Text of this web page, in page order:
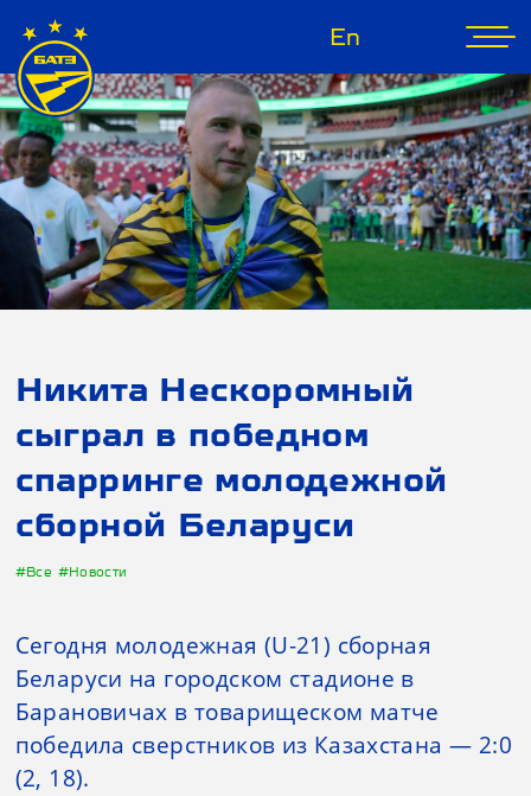
En
Никита Нескоромный
сыграл в победном
спарринге молодежной
сборной Беларуси
#Все #Новости
Сегодня молодежная (U-21) сборная
Беларуси на городском стадионе в
Барановичах в товарищеском матче
победила сверстников из Казахстана — 2:0
(2, 18).